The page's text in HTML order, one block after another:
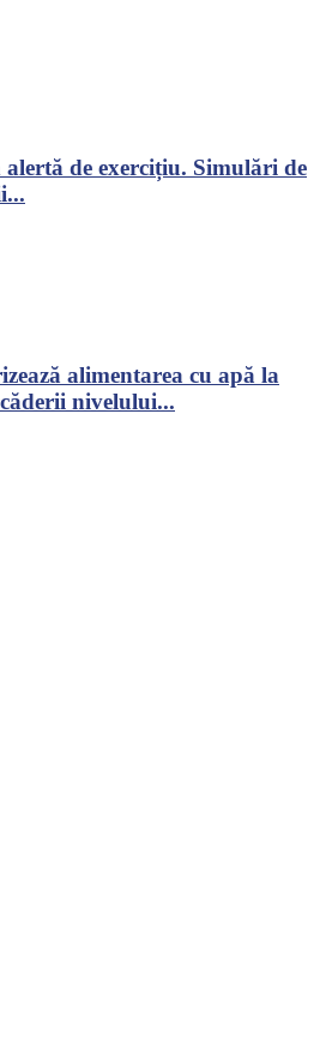
alertă de exercițiu. Simulări de
alimentarea cu apă la
nivelului...